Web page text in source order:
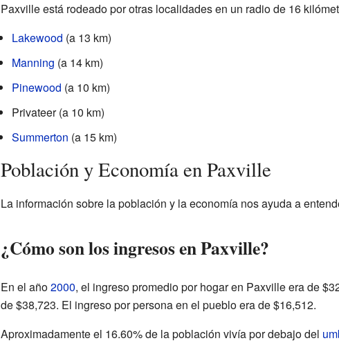
Paxville está rodeado por otras localidades en un radio de 16
Lakewood (a 13 km)
Manning (a 14 km)
Pinewood (a 10 km)
Privateer (a 10 km)
Summerton (a 15 km)
Población y Economía en Paxville
La información sobre la población y la economía nos ayuda a
¿Cómo son los ingresos en Paxville?
En el año2000, el ingreso promedio por hogar en Paxville era de
de $38,723. El ingreso por persona en el pueblo era de $16,512.
Aproximadamente el 16.60% de la población vivía por debajo del